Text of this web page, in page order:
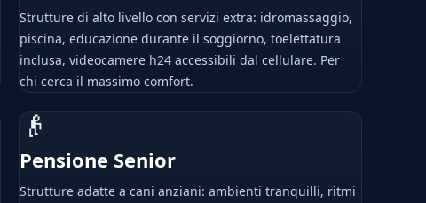
Strutture di alto livello con servizi extra: idromassaggio,
piscina, educazione durante il soggiorno, toelettatura
inclusa, videocamere h24 accessibili dal cellulare. Per
chi cerca il massimo comfort.
👴
Pensione Senior
Strutture adatte a cani anziani: ambienti tranquilli, ritmi